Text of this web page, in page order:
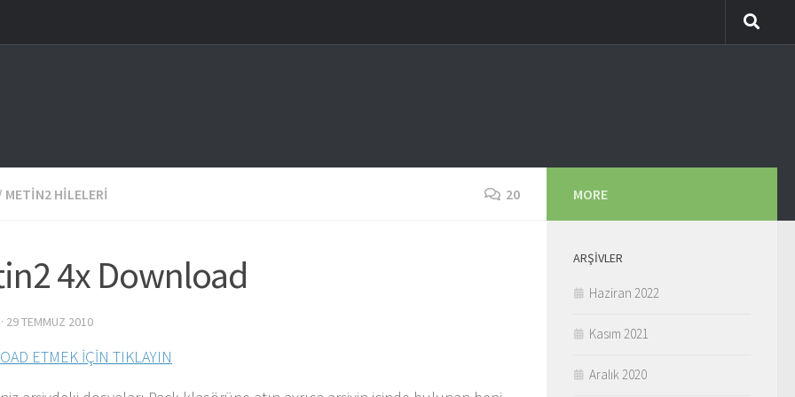
METIN2 HILELERI 20
4x Download
· 29 TEMMUZ 2010
ETMEK İÇİN TIKLAYIN
MORE
ARŞIVLER
Haziran 2022
Kasım 2021
Aralık 2020